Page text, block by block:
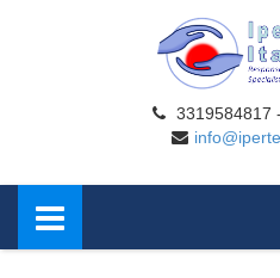
3319584817